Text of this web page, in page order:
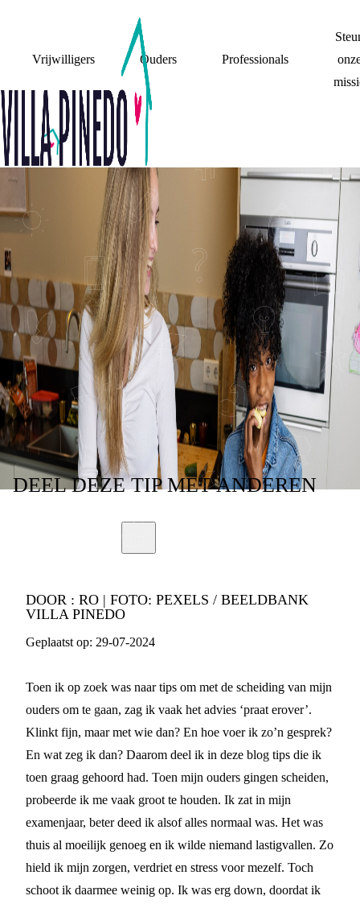
Vrijwilligers Ouders Professionals
PRAAT EROVER:
MAAR HOE DAN?
DEELDEZE TIPMET ANDEREN
DOOR : RO | FOTO: PEXELS / BEELDBANK
VILLA PINEDO
Geplaatst op: 29-07-2024
Toen ik op zoek was naar tips om met de scheiding van mijn
ouders om te gaan, zag ik vaak het advies ‘praat erover’.
Klinkt fijn, maar met wie dan? En hoe voer ik zo’n gesprek?
En wat zeg ik dan? Daarom deel ik in deze blog tips die ik
toen graag gehoord had. Toen mijn ouders gingen scheiden,
probeerde ik me vaak groot te houden. Ik zat in mijn
examenjaar, beter deed ik alsof alles normaal was. Het was
thuis al moeilijk genoeg en ik wilde niemand lastigvallen. Zo
hield ik mijn zorgen, verdriet en stress voor mezelf. Toch
schoot ik daarmee weinig op. Ik was erg down, doordat ik